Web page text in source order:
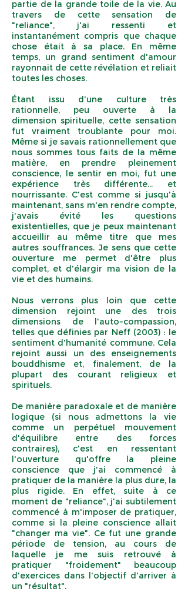
partie de la grande toile de la vie. Au
travers de cette sensation de
"reliance", j'ai ressenti et
instantanément compris que chaque
chose était à sa place. En même
temps, un grand sentiment d'amour
rayonnait de cette révélation et reliait
toutes les choses.
Étant issu d'une culture très
rationnelle, peu ouverte à la
dimension spirituelle, cette sensation
fut vraiment troublante pour moi.
Même si je savais rationnellement que
nous sommes tous faits de la même
matière, en prendre pleinement
conscience, le sentir en moi, fut une
expérience très différente... et
nourrissante. C'est comme si jusqu'à
maintenant, sans m'en rendre compte,
j'avais évité les questions
existentielles, que je peux maintenant
accueillir au même titre que mes
autres souffrances. Je sens que cette
ouverture me permet d'être plus
complet, et d'élargir ma vision de la
vie et des humains.
Nous verrons plus loin que cette
dimension rejoint une des trois
dimensions de l'auto-compassion,
telles que définies par Neff (2003) : le
sentiment d'humanité commune. Cela
rejoint aussi un des enseignements
bouddhisme et, finalement, de la
plupart des courant religieux et
spirituels.
De manière paradoxale et de manière
logique (si nous admettons la vie
comme un perpétuel mouvement
d'équilibre entre des forces
contraires), c'est en ressentant
l'ouverture qu'offre la pleine
conscience que j'ai commencé à
pratiquer de la manière la plus dure, la
plus rigide. En effet, suite à ce
moment de "reliance", j'ai subtilement
commencé à m'imposer de pratiquer,
comme si la pleine conscience allait
"changer ma vie". Ce fut une grande
période de tension, au cours de
laquelle je me suis retrouvé à
pratiquer "froidement" beaucoup
d'exercices dans l'objectif d'arriver à
un "résultat".